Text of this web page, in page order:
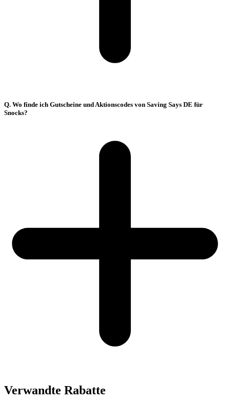
Q. Wo finde ich Gutscheine und Aktionscodes von Saving Says DE für
Snocks?
Verwandte Rabatte